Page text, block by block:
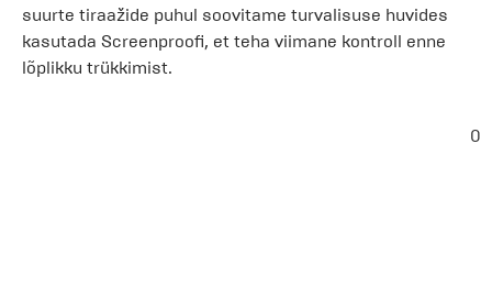
suurte tiraažide puhul soovitame turvalisuse huvides
kasutada Screenproofi, et teha viimane kontroll enne
lõplikku trükkimist.
0